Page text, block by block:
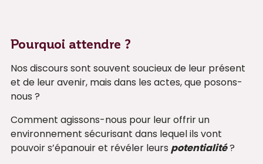
Pourquoi attendre ?
Nos discours sont souvent soucieux de leur présent
et de leur avenir, mais dans les actes, que posons-
nous ?
Comment agissons-nous pour leur offrir un
environnement sécurisant dans lequel ils vont
pouvoir s’épanouir et révéler leurs potentialité?